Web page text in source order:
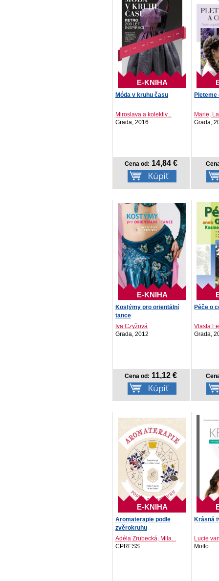
E-KNIHA
Móda v kruhu času
Miroslava a kolektiv...
Grada, 2016
Cena od: 14,84 €
Marie,
Grada,
E-KNIHA
Kostýmy pro orientální
tance
Iva Czyžová
Grada, 2012
Cena od: 11,12 €
Péče o
Vlasta
Grada,
E-KNIHA
Aromaterapie podle
zvěrokruhu
Adéla Zrubecká, Mila...
CPRESS
Krásná
Lucie
Motto